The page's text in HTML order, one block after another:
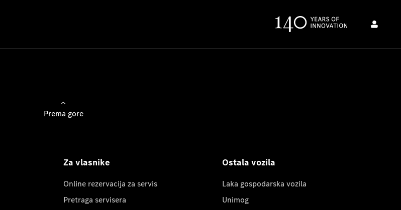
Prema gore
Za vlasnike
Online rezervacija za servis
Pretraga servisera
Ostala vozila
Laka gospodarska vozila
Unimog